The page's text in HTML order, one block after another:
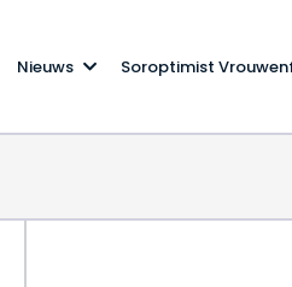
Nieuws Soroptimist